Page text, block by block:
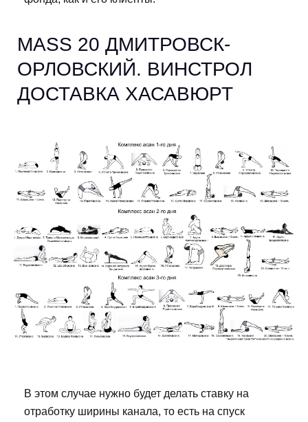
MASS 20 ДМИТРОВСК-
ОРЛОВСКИЙ. ВИНСТРОЛ
ДОСТАВКА ХАСАВЮРТ
В этом случае нужно будет делать ставку на
отработку ширины канала, то есть на спуск